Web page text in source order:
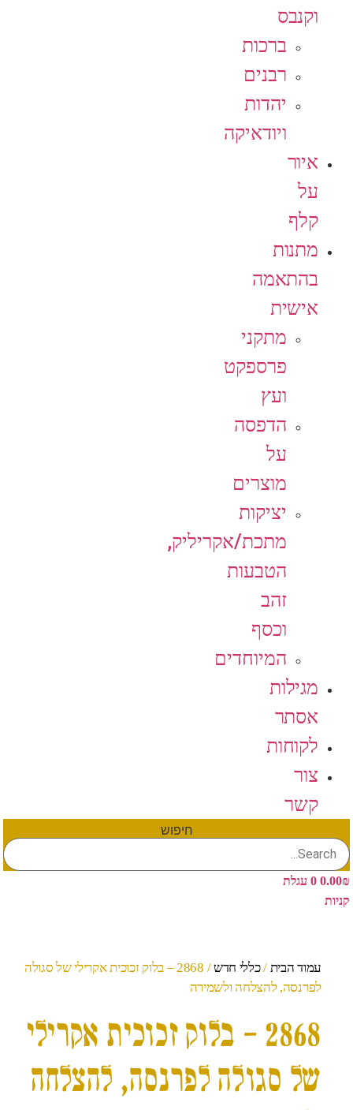
וקנבס
ברכות
רבנים
יהדות
ויודאיקה
איור
על
קלף
מתנות
בהתאמה
אישית
מתקני
פרספקט
ועץ
הדפסה
על
מוצרים
יציקות
מתכת/אקריליק,
הטבעות
זהב
וכסף
המיוחדים
מגילות
אסתר
לקוחות
צור
קשר
חיפוש
0.00₪
0 עגלת
קניות
עמוד הבית /כללי חדש
/ 2868 – בלוק זכוכית אקרילי של סגולה
לפרנסה, להצלחה ולשמירה
2868 – בלוק זכוכית אקרילי
של סגולה לפרנסה, להצלחה